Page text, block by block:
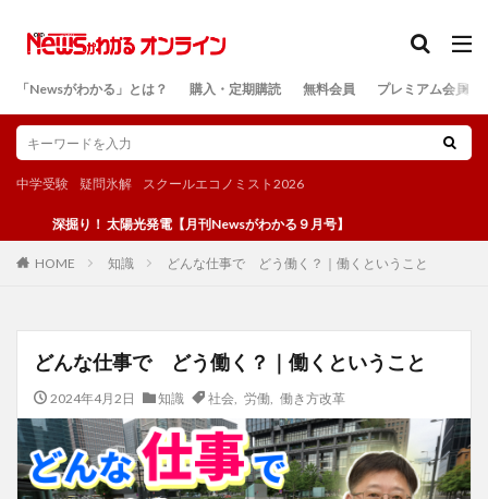
「Newsがわかる」とは？ 購入・定期購読 無料会員 プレミアム会員
中学受験 疑問氷解 スクールエコノミスト2026
深掘り！ 太陽光発電【月刊Newsがわかる９月号】
HOME 知識 どんな仕事で どう働く？｜働くということ
どんな仕事で どう働く？｜働くということ
2024年4月2日 知識 社会, 労働 働き方改革
検索